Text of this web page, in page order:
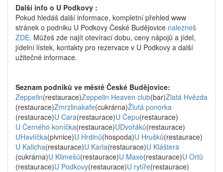
Další info o U Podkovy :
Pokud hledáš další informace, kompletní přehled www
stránek o podniku U Podkovy České Budějovice nalezneš
ZDE. Můžeš zde najít otevírací dobu, ceny nápojů a jídel,
jídelní lístek, kontakty pro rezervace v U Podkovy a další
užitečné informace.
Seznam podniků ve městě České Budějovice:
Zeppelin(restaurace)Zeppelin Heaven club(bar)Zlatá Hvězda
(restaurace)Zmrzlinakafe(cukrárna)Žlutá ponorka
(restaurace)U Cara(restaurace)U Čepu(restaurace)
U Černého koníčka(restaurace)UDvořáků(restaurace)
UHavlíčka(pivnice)U Hrdinů(hospoda)U Hrušků(restaurace)
U Kalicha(restaurace)U Karla(restaurace)U Kláštera
(cukrárna)U Klimešů(restaurace)U Maxe(restaurace)U Ortů
(restaurace)U Podkovy(restaurace)U rytíře(restaurace)